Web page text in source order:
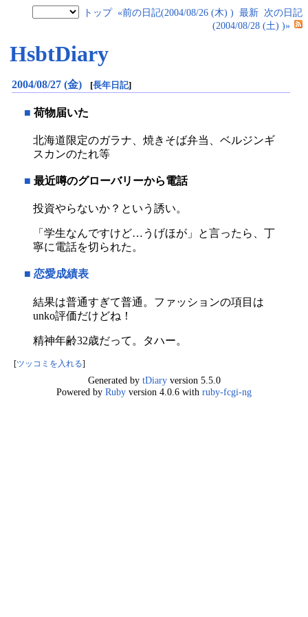
トップ «前の日記(2004/08/26 (木) ) 最新 次の日記
(2004/08/28 (土) )»
HsbtDiary
2004/08/27 (金) [長年日記]
■ 荷物届いた
北海道限定のガラナ、焼きそば弁当、ベルジンギ
スカンのたれ等
■ 最近噂のグローバリーから電話
投資やらないか？という誘い。
「学生なんですけど…うげほが」と言ったら、丁
寧に電話を切られた。
■ 恋愛成績表
結果は普通すぎて普通。ファッションの項目は
unko評価だけどね！
精神年齢32歳だって。タハー。
[ツッコミを入れる]
Generated by tDiaryversion 5.5.0
Powered by Ruby version 4.0.6 with ruby-fcgi-ng